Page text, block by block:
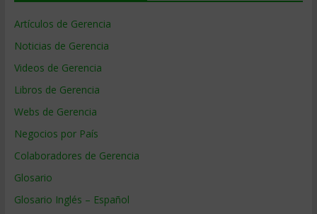
Artículos de Gerencia
Noticias de Gerencia
Videos de Gerencia
Libros de Gerencia
Webs de Gerencia
Negocios por País
Colaboradores de Gerencia
Glosario
Glosario Inglés – Español